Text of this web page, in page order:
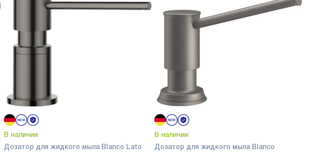
В наличии
Дозатор для жидкого мыла Blanco Lato
В наличии
Дозатор для жидкого мыла Blanco